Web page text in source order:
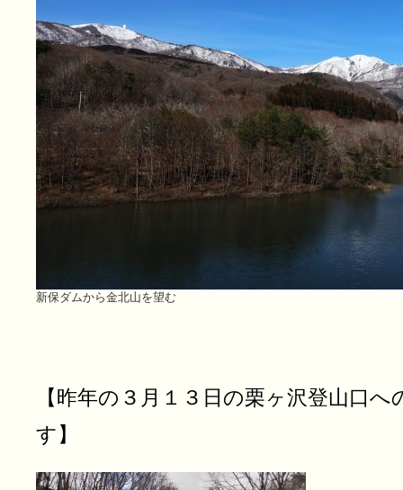
新保ダムから金北山を望む
【昨年の３月１３日の栗ヶ沢登山口
す】